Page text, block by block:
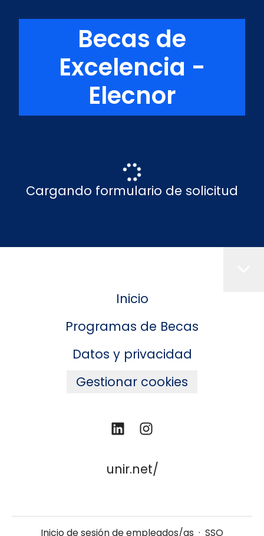
Becas de
Excelencia -
Elecnor
Cargando formulario de solicitud
Inicio
Programas de Becas
Datos y privacidad
Gestionar cookies
unir.net/
Inicio de sesión de empleados/as · SSO